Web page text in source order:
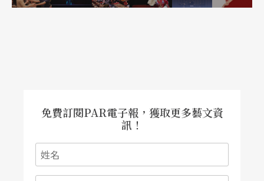
免費訂閱PAR電子報，獲取更多藝文資
訊！